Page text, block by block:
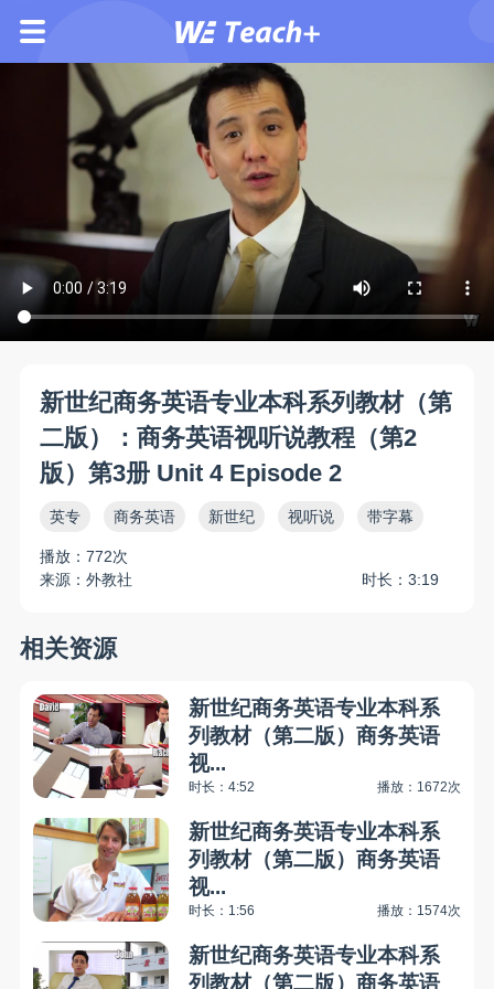
新世纪商务英语专业本科系列教材（第
二版）：商务英语视听说教程（第2
版）第3册 Unit 4 Episode 2
英专 商务英语 新世纪 视听说 带字幕
播放：772次
来源：外教社
时长：3:19
相关资源
新世纪商务英语专业本科系
列教材（第二版）商务英语
视...
时长：4:52 播放：1672次
新世纪商务英语专业本科系
列教材（第二版）商务英语
视...
时长：1:56 播放：1574次
新世纪商务英语专业本科系
列教材（第二版）商务英语